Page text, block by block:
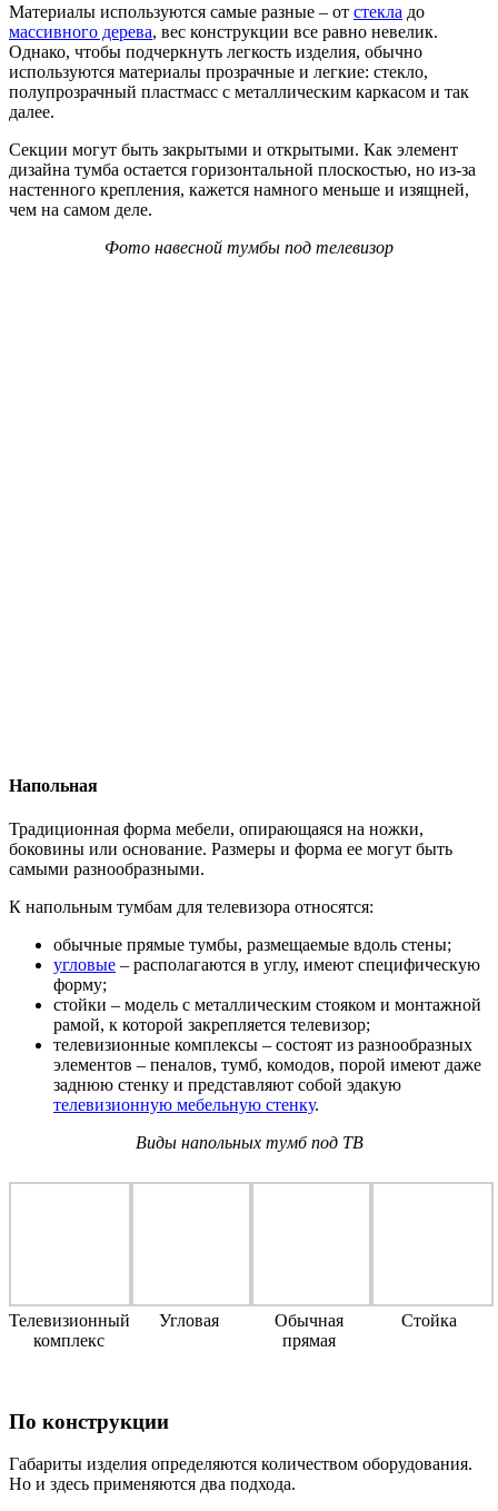
Материалы используются самые разные – от стекла до
массивного дерева, вес конструкции все равно невелик.
Однако, чтобы подчеркнуть легкость изделия, обычно
используются материалы прозрачные и легкие: стекло,
полупрозрачный пластмасс с металлическим каркасом и так
далее.
Секции могут быть закрытыми и открытыми. Как элемент
дизайна тумба остается горизонтальной плоскостью, но из-за
настенного крепления, кажется намного меньше и изящней,
чем на самом деле.
Фото навесной тумбы под телевизор
Напольная
Традиционная форма мебели, опирающаяся на ножки,
боковины или основание. Размеры и форма ее могут быть
самыми разнообразными.
К напольным тумбам для телевизора относятся:
обычные прямые тумбы, размещаемые вдоль стены;
угловые – располагаются в углу, имеют специфическую
форму;
стойки – модель с металлическим стояком и монтажной
рамой, к которой закрепляется телевизор;
телевизионные комплексы – состоят из разнообразных
элементов – пеналов, тумб, комодов, порой имеют даже
заднюю стенку и представляют собой эдакую
телевизионную мебельную стенку.
Виды напольных тумб под ТВ
Телевизионный
комплекс
Угловая
Обычная
прямая
Стойка
По конструкции
Габариты изделия определяются количеством оборудования.
Но и здесь применяются два подхода.